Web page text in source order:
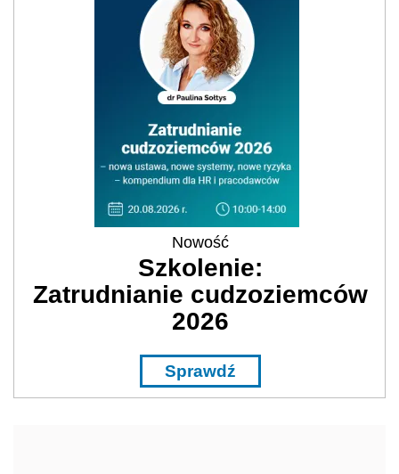
Nowość
Szkolenie:
Zatrudnianie cudzoziemców
2026
Sprawdź